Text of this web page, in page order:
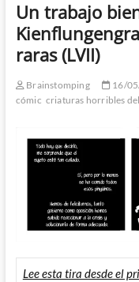
Un trabajo
raras (LVII)
Brainstomping 16/
cómic criaturas horribles
Lee esta tira desde el